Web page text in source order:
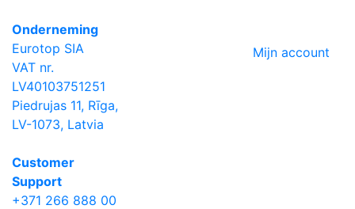
Onderneming
Eurotop SIA
VAT nr.
LV40103751251
Piedrujas 11, Rīga,
LV-1073, Latvia
Сustomer
Support
+371 266 888 00
Mijn account